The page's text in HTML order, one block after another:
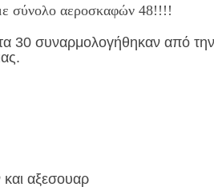
σύνολο αεροσκαφών 48!!!!
30 συναρμολογήθηκαν από
αξεσουαρ